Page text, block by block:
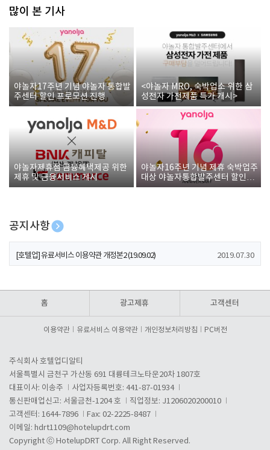
많이 본 기사
야놀자17주년 기념 야놀자 통합발
주센터 할인 프로모션 진행
<야놀자 MRO, 숙박업소 위한 삼
성전자 가전제품 특가 개시>
야놀자제휴점 금융혜택제공 위한
제휴 및 금융서비스 게시
야놀자16주년 기념 제휴 숙박업주
대상 야놀자통합발주센터 할인쿠
폰 증정
공지사항
[호텔업] 개인정보 처리방침 개정본1 (19.09.02)
[호텔업] 유료서비스 이용약관 개정본2 (19.09.02) 2019.07.30
홈 광고제휴 고객센터
이용약관 유료서비스 이용약관 개인정보처리방침 PC버전
주식회사 호텔업디알티
서울특별시 금천구 가산동 691 대륭테크노타운20차 1807호
대표이사: 이송주
사업자등록번호: 441-87-01934
통신판매업신고: 서울금천-1204 호
직업정보: J1206020200010
고객센터: 1644-7896
Fax: 02-2225-8487
이메일: hdrt1109@hotelupdrt.com
Copyright ⓒ HotelupDRT Corp. All Right Reserved.